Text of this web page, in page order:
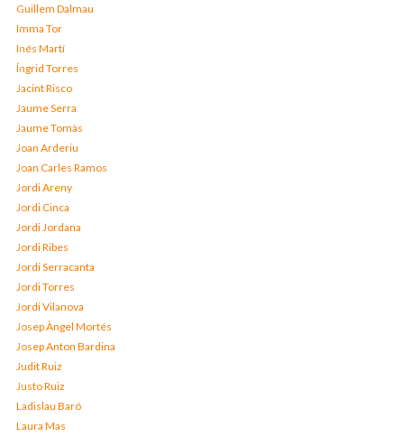
Guillem Dalmau
Imma Tor
Inés Martí
Íngrid Torres
Jacint Risco
Jaume Serra
Jaume Tomàs
Joan Arderiu
Joan Carles Ramos
Jordi Areny
Jordi Cinca
Jordi Jordana
Jordi Ribes
Jordi Serracanta
Jordi Torres
Jordi Vilanova
Josep Àngel Mortés
Josep Anton Bardina
Judit Ruiz
Justo Ruiz
Ladislau Baró
Laura Mas